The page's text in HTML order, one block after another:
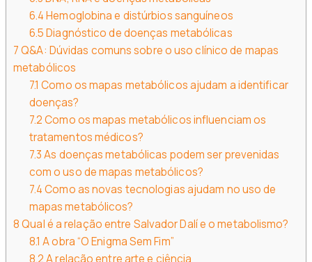
6.4Hemoglobina e distúrbios sanguíneos
6.5Diagnóstico de doenças metabólicas
7Q&A: Dúvidas comuns sobre o uso clínico de mapas
metabólicos
7.1 Como os mapas metabólicos ajudam a identificar
doenças?
7.2Como os mapas metabólicos influenciam os
tratamentos médicos?
7.3As doenças metabólicas podem ser prevenidas
com o uso de mapas metabólicos?
7.4Como as novas tecnologias ajudam no uso de
mapas metabólicos?
8Qual é a relação entre Salvador Dalí e o metabolismo?
8.1 A obra “O Enigma Sem Fim”
8.2A relação entre arte e ciência